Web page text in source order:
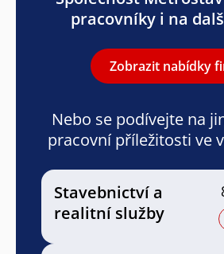
pracovníky i na
Zobrazit nabídky
Nebo se podívejte na
pracovní příležitosti ve
Stavebnictví a
realitní služby